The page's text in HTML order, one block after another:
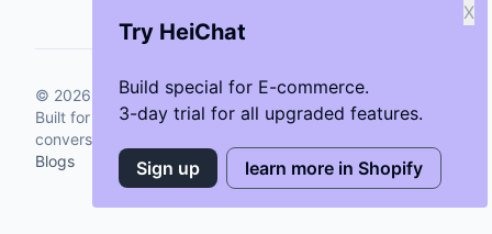
Try HeiChat
Build special for E-commerce.
3-day trial for all upgraded features.
X
Sign up learn more in Shopify
© 2026 GenCybers Inc. All rights reserved.
Built for storefronts that want faster answers and cleaner
conversions.
Blogs